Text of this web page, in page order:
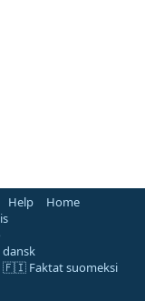
Help
Home
🇫🇮 Faktat suomeksi